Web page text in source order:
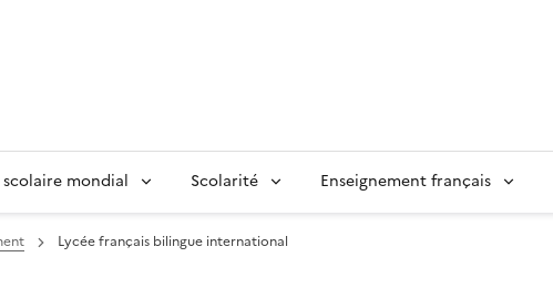
scolaire mondial Scolarité Enseignement français
Lycée français bilingue international